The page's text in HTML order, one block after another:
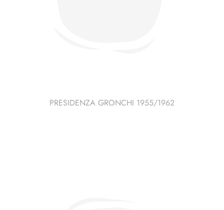
PRESIDENZA GRONCHI 1955/1962